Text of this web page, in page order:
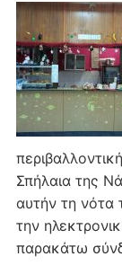
Σπήλαια της
αυτήν τη νότα
την
παρακάτω